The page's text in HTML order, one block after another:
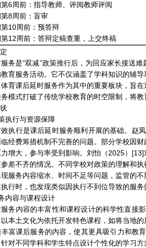
6周前：指导教师、评阅教师评阅
8周前：盲审
10周前：预答辩
12周前：答辩定稿查重，上交终稿
务是“双减”政策推行后，为回应家长接送
育服务活动。它不仅涵盖了学科知识的辅
育课后延时服务作为其中的重要板块，旨
模式打破了传统学校教育的时空限制，将
执行与资源保障
执行是课后延时服务顺利开展的基础。赵
经费筹措机制不完善的问题。部分学校因
增大，参与率受到影响。刘怡（2025）
差不齐的情况。不同学校对政策的理解和
服务内容缩水、时间不足等问题，监管的
行时，也发现类似因执行不到位导致的服
内容与课程设计
务内容的丰富性和课程设计的科学性直接
本土文化为依托开发特色课程，如将当地
富课后服务的内容，使其更具吸引力和教
对不同学科和学生特点设计个性化的学习